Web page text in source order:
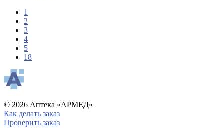
1
2
3
4
5
18
© 2026 Аптека «АРМЕД»
Как делать заказ
Проверить заказ